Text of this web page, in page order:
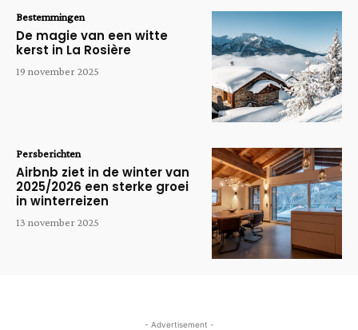
Bestemmingen
De magie van een witte
kerst in La Rosière
19 november 2025
Persberichten
Airbnb ziet in de winter van
2025/2026 een sterke groei
in winterreizen
13 november 2025
- Advertisement -